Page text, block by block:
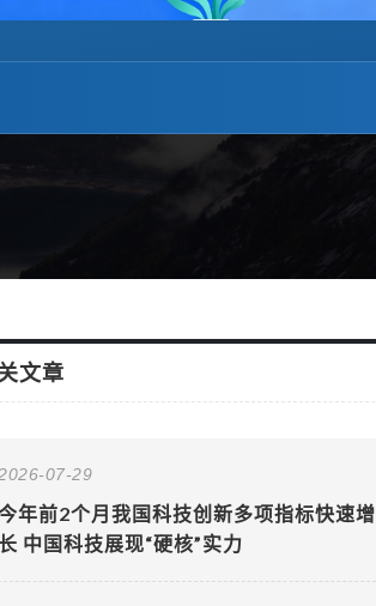
文章
07-29
年前2个月我国科技创新多项指标快速增
中国科技展现“硬核”实力